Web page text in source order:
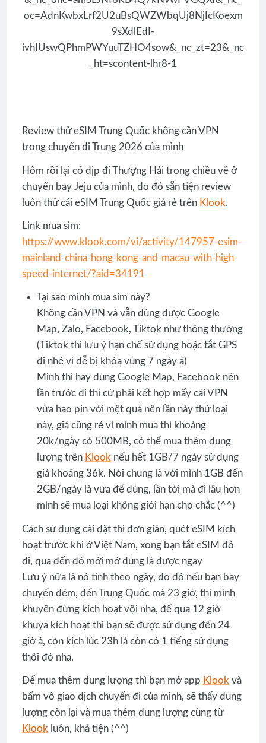
Review thử eSIM Trung Quốc không cần VPN
trong chuyến đi Trung 2026 của mình
Hôm rồi lại có dịp đi Thượng Hải trong chiều về ở
chuyến bay Jeju của mình, do đó sẵn tiện review
luôn thử cái eSIM Trung Quốc giá rẻ trên Klook.
Link mua sim:
https://www.klook.com/vi/activity/147957-esim-
mainland-china-hong-kong-and-macau-with-high-
speed-internet/?aid=34191
Tại sao mình mua sim này?
Không cần VPN và vẫn dùng được Google
Map, Zalo, Facebook, Tiktok như thông thường
(Tiktok thì lưu ý hạn chế sử dụng hoặc tắt GPS
đi nhé vì dễ bị khóa vùng 7 ngày á)
Mình thì hay dùng Google Map, Facebook nên
lần trước đi thì cứ phải kết hợp mấy cái VPN
vừa hao pin với mệt quá nên lần này thử loại
này, giá cũng rẻ vì mình mua thì khoảng
20k/ngày có 500MB, có thể mua thêm dung
lượng trên Klook nếu hết 1GB/7 ngày sử dụng
giá khoảng 36k. Nói chung là với mình 1GB đến
2GB/ngày là vừa để dùng, lần tới mà đi lâu hơn
mình sẽ mua loại không giới hạn cho chắc (^^)
Cách sử dụng cài đặt thì đơn giản, quét eSIM kích
hoạt trước khi ở Việt Nam, xong bạn tắt eSIM đó
đi, qua đến đó mới mở dùng là được ngay
Lưu ý nữa là nó tính theo ngày, do đó nếu bạn bay
chuyến đêm, đến Trung Quốc mà 23 giờ, thì mình
khuyên đừng kích hoạt vội nha, để qua 12 giờ
khuya kích hoạt thì bạn sẽ được sử dụng đến 24
giờ á, còn kích lúc 23h là còn có 1 tiếng sử dụng
thôi đó nha.
Để mua thêm dung lượng thì bạn mở app Klook và
bấm vô giao dịch chuyến đi của mình, sẽ thấy dung
lượng còn lại và mua thêm dung lượng cũng từ
Klook luôn, khá tiện (^^)